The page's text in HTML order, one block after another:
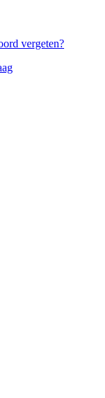
vergeten?